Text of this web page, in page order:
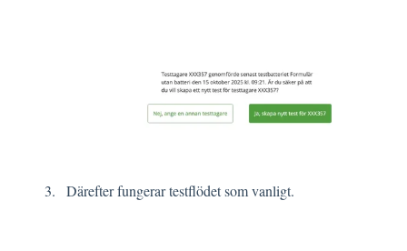
Därefter fungerar testflödet som vanligt.